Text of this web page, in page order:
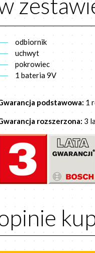
odbiornik
uchwyt
pokrowiec
1 bateria 9V
podstawowa: 1
rozszerzona: 3